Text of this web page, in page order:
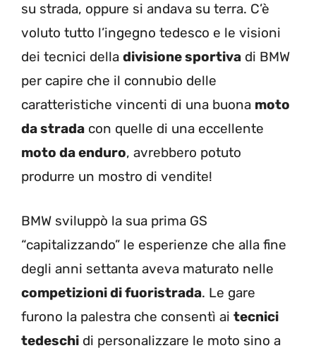
su strada, oppure si andava su terra. C’è
voluto tutto l’ingegno tedesco e le visioni
dei tecnici della divisione sportiva di BMW
per capire che il connubio delle
caratteristiche vincenti di una buona moto
da strada con quelle di una eccellente
moto da enduro, avrebbero potuto
produrre un mostro di vendite!
BMW sviluppò la sua prima GS
“capitalizzando” le esperienze che alla fine
degli anni settanta aveva maturato nelle
competizioni di fuoristrada. Le gare
furono la palestra che consentì ai tecnici
tedeschi di personalizzare le moto sino a